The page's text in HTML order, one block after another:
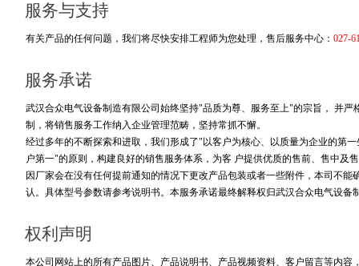
服务与支持
有关产品的任何问题，我们将尽快安排工程师为您处理，售后服务中心： 027-
服务承诺
武汉合众电气设备制造有限公司始终坚持"品质为尊、服务至上"的宗旨， 并
制，将销售服务工作纳入企业管理范畴，坚持常抓不懈。
经过多年的不断探索和进取，我们形成了"以客户为核心、以质量为企业的第
户第一"的原则，构建良好的销售服务体系，为客 户提供优质的售前、售中及
因厂家会在没有任何提前通知的情况下更改产品包装或者一些附件，本司不
认。具体型号参数请参考说明书。本服务承诺最终解释权归武汉合众电气设备
权利声明
本公司网站上的所有产品图片、产品说明书、产品视频资料、客户留言等内